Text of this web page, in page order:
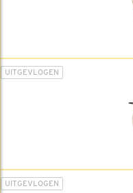
UITGEVLOGEN
UITGEVLOGEN